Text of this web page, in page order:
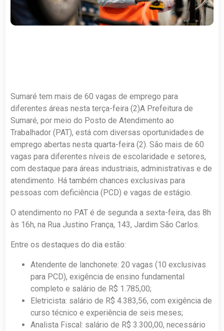
Sumaré tem mais de 60 vagas de emprego para
diferentes áreas nesta terça-feira (2)A Prefeitura de
Sumaré, por meio do Posto de Atendimento ao
Trabalhador (PAT), está com diversas oportunidades de
emprego abertas nesta quarta-feira (2). São mais de 60
vagas para diferentes níveis de escolaridade e setores,
com destaque para áreas industriais, administrativas e de
atendimento. Há também chances exclusivas para
pessoas com deficiência (PCD) e vagas de estágio.
O atendimento no PAT é de segunda a sexta-feira, das 8h
às 16h, na Rua Justino França, 143, Jardim São Carlos.
Entre os destaques do dia estão:
Atendente de lanchonete: 20 vagas (10 exclusivas
para PCD), exigência de ensino fundamental
completo e salário de R$ 1.785,00;
Eletricista: salário de R$ 4.383,56, com exigência de
curso técnico e experiência de seis meses;
Analista Fiscal: salário de R$ 3.300,00, necessário